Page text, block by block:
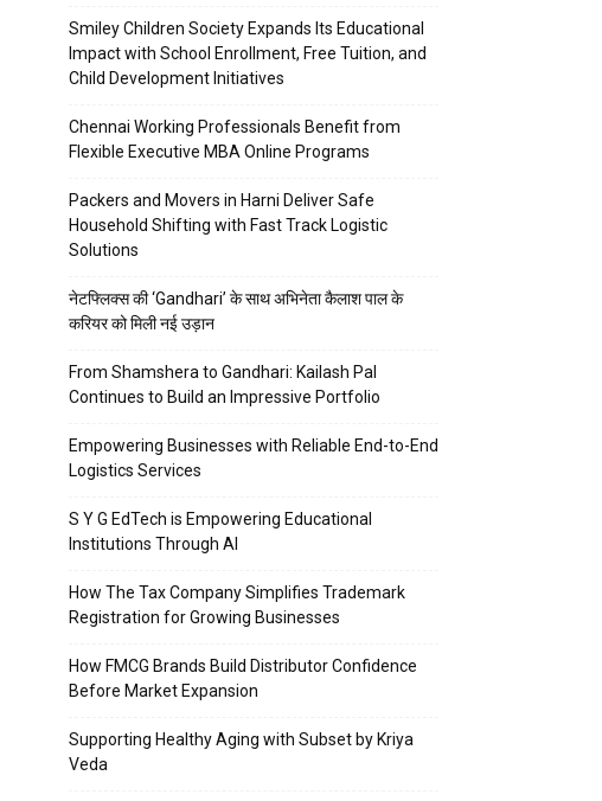
Smiley Children Society Expands Its Educational
Impact with School Enrollment, Free Tuition, and
Child Development Initiatives
Chennai Working Professionals Benefit from
Flexible Executive MBA Online Programs
Packers and Movers in Harni Deliver Safe
Household Shifting with Fast Track Logistic
Solutions
नेटफ्लिक्स की ‘Gandhari’ के साथ अभिनेता कैलाश पाल के
करियर को मिली नई उड़ान
From Shamshera to Gandhari: Kailash Pal
Continues to Build an Impressive Portfolio
Empowering Businesses with Reliable End-to-End
Logistics Services
S Y G EdTech is Empowering Educational
Institutions Through AI
How The Tax Company Simplifies Trademark
Registration for Growing Businesses
How FMCG Brands Build Distributor Confidence
Before Market Expansion
Supporting Healthy Aging with Subset by Kriya
Veda